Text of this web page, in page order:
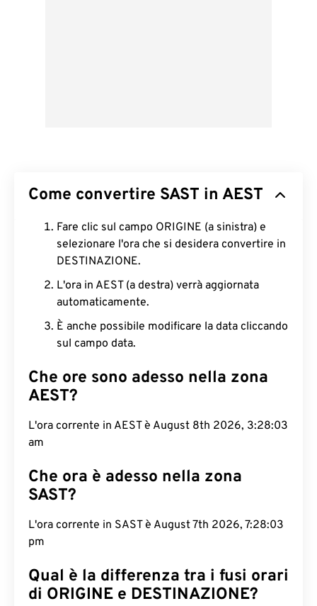
Come convertire SAST in AEST
Fare clic sul campo ORIGINE (a sinistra) e
selezionare l'ora che si desidera convertire in
DESTINAZIONE.
L'ora in AEST (a destra) verrà aggiornata
automaticamente.
È anche possibile modificare la data cliccando
sul campo data.
Che ore sono adesso nella zona
AEST?
L'ora corrente in AEST è August 8th 2026, 3:28:04
am
Che ora è adesso nella zona
SAST?
L'ora corrente in SAST è August 7th 2026, 7:28:04
pm
Qual è la differenza tra i fusi orari
di ORIGINE e DESTINAZIONE?